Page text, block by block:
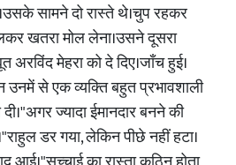
सामने दो रास्ते थे।चुप रहकर
खतरा मोल लेना।उसने दूसरा
अरविंद मेहरा को दे दिए।जाँच हुई।
उनमें से एक व्यक्ति बहुत प्रभावशाली
ज्यादा ईमानदार बनने की
डर गया, लेकिन पीछे नहीं हटा।